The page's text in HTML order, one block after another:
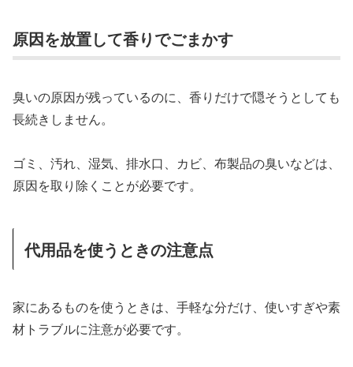
原因を放置して香りでごまかす
臭いの原因が残っているのに、香りだけで隠そうとしても
長続きしません。
ゴミ、汚れ、湿気、排水口、カビ、布製品の臭いなどは、
原因を取り除くことが必要です。
代用品を使うときの注意点
家にあるものを使うときは、手軽な分だけ、使いすぎや素
材トラブルに注意が必要です。